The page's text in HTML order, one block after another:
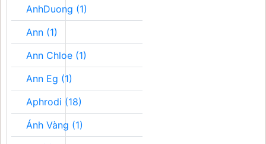
AnhDuong (1)
Ann (1)
Ann Chloe (1)
Ann Eg (1)
Aphrodi (18)
Ánh Vàng (1)